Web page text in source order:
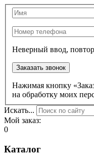
Неверный ввод,
Заказать звонок
Нажимая кнопку
на обработку моих
Искать...
Мой заказ:
0
Каталог